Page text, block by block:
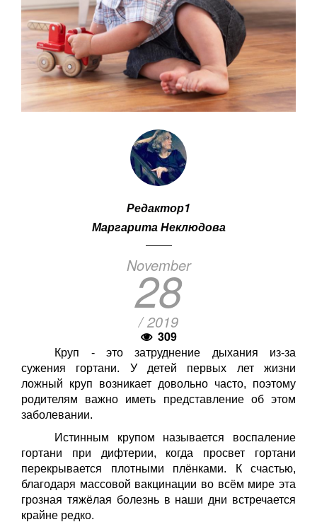
Редактор1
Маргарита Неклюдова
November
28
/ 2019
309
Круп - это затруднение дыхания из-за
сужения гортани. У детей первых лет жизни
ложный круп возникает довольно часто, поэтому
родителям важно иметь представление об этом
заболевании.
Истинным крупом называется воспаление
гортани при дифтерии, когда просвет гортани
перекрывается плотными плёнками. К счастью,
благодаря массовой вакцинации во всём мире эта
грозная тяжёлая болезнь в наши дни встречается
крайне редко.